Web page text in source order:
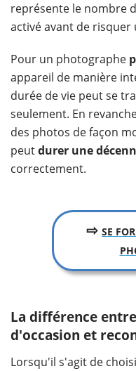
représente le nombre
activé avant de risquer
Pour un photographe
appareil de manière
durée de vie peut se
seulement. En
des photos de façon
peutdurer une
correctement.
⇨ SE
La différence
d'occasion et
Lorsqu'il s'agit de